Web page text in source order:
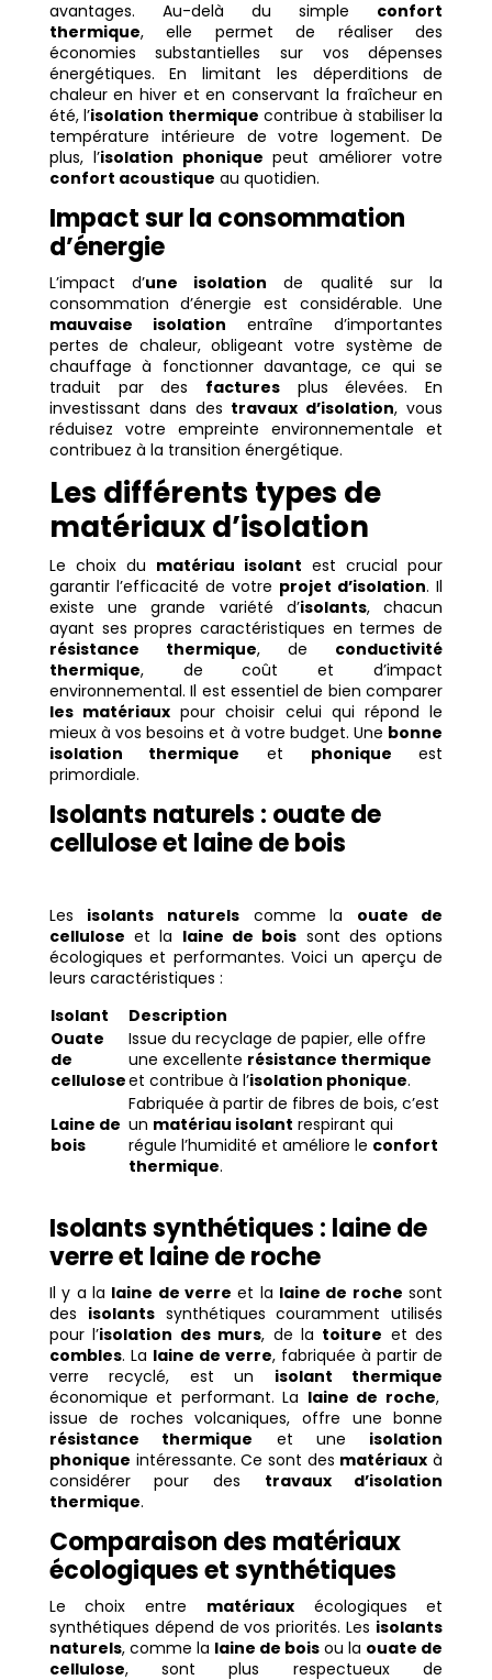
avantages. Au-delà du simple confort
thermique, elle permet de réaliser des
économies substantielles sur vos dépenses
énergétiques. En limitant les déperditions de
chaleur en hiver et en conservant la fraîcheur en
été, l’isolation thermique contribue à stabiliser la
température intérieure de votre logement. De
plus, l’isolation phonique peut améliorer votre
confort acoustique au quotidien.
Impact sur la consommation
d’énergie
L’impact d’une isolation de qualité sur la
consommation d’énergie est considérable. Une
mauvaise isolation entraîne d’importantes
pertes de chaleur, obligeant votre système de
chauffage à fonctionner davantage, ce qui se
traduit par des factures plus élevées. En
investissant dans des travaux d’isolation, vous
réduisez votre empreinte environnementale et
contribuez à la transition énergétique.
Les différents types de
matériaux d’isolation
Le choix du matériau isolant est crucial pour
garantir l’efficacité de votre projet d’isolation. Il
existe une grande variété d’isolants, chacun
ayant ses propres caractéristiques en termes de
résistance thermique, de conductivité
thermique, de coût et d’impact
environnemental. Il est essentiel de bien comparer
les matériaux pour choisir celui qui répond le
mieux à vos besoins et à votre budget. Une bonne
isolation thermique et phonique est
primordiale.
Isolants naturels : ouate de
cellulose et laine de bois
Les isolants naturelscomme la ouate de
cellulose et la laine de bois sont des options
écologiques et performantes. Voici un aperçu de
leurs caractéristiques :
Isolant
Description
Ouate
de
cellulose
Issue du recyclage de papier, elle offre
une excellente résistance thermique
et contribue à l’isolation phonique.
Laine de
bois
Fabriquée à partir de fibres de bois, c’est
un matériau isolant respirant qui
régule l’humidité et améliore le confort
thermique.
Isolants synthétiques : laine de
verre et laine de roche
Il y a la laine de verre et la laine de roche sont
des isolantssynthétiques couramment utilisés
pour l’isolation des murs, de la toiture et des
combles. La laine de verre, fabriquée à partir de
verre recyclé, est un isolant thermique
économique et performant. La laine de roche,
issue de roches volcaniques, offre une bonne
résistance thermique et une isolation
phonique intéressante. Ce sont des matériaux à
considérer pour des travaux d’isolation
thermique.
Comparaison des matériaux
écologiques et synthétiques
Le choix entre matériauxécologiques et
synthétiques dépend de vos priorités. Les isolants
naturels, comme la laine de bois ou la ouate de
cellulose, sont plus respectueux de